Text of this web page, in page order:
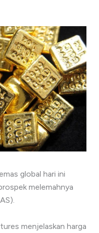
global hari ini
melemahnya
menjelaskan harga